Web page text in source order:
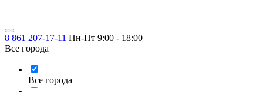
8 861 207-17-11 Пн-Пт 9:00 - 18:00
Все города
Все города